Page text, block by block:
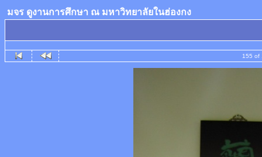
มจร ดูงานการศึกษา ณ มหาวิทยาลัยในฮ่องกง
155 of